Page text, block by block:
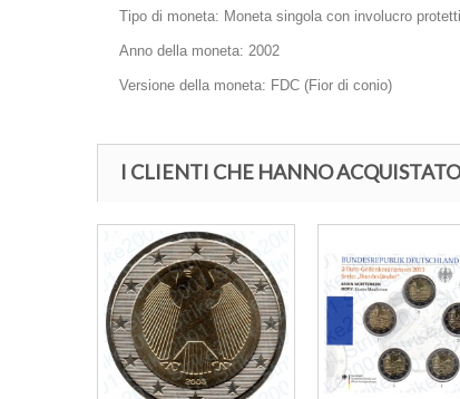
Tipo di moneta: Moneta singola con involucro
Anno della moneta: 2002
Versione della moneta: FDC (Fior di conio)
I CLIENTI CHE HANNO